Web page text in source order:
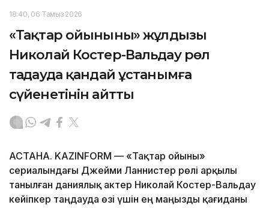
18:40, 06 Тамыз 2026
«Тақтар ойынының» жұлдызы
Николай Костер-Вальдау рөл
таңдауда қандай ұстанымға
сүйенетінін айтты
АСТАНА. KAZINFORM — «Тақтар ойыны»
сериалындағы Джейми Ланнистер рөлі арқылы
танылған даниялық актер Николай Костер-Вальдау
кейіпкер таңдауда өзі үшін ең маңызды қағиданы